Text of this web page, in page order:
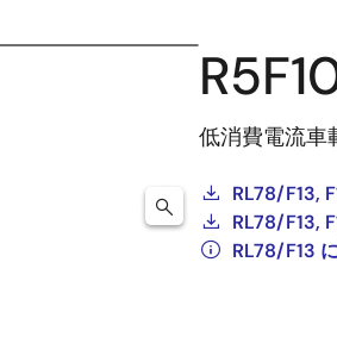
低消費電流車
RL78/F13,
RL78/F13,
RL78/F13